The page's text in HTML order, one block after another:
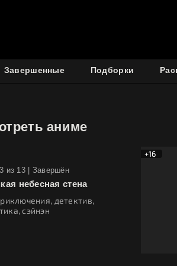
Завершенные Подборки
аниме
из 13 | Завершён
небесная стена
сэйнэн
+16